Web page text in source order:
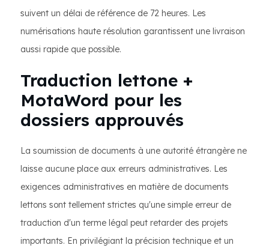
suivent un délai de référence de 72 heures. Les
numérisations haute résolution garantissent une livraison
aussi rapide que possible.
Traduction lettone +
MotaWord pour les
dossiers approuvés
La soumission de documents à une autorité étrangère ne
laisse aucune place aux erreurs administratives. Les
exigences administratives en matière de documents
lettons sont tellement strictes qu'une simple erreur de
traduction d'un terme légal peut retarder des projets
importants. En privilégiant la précision technique et un